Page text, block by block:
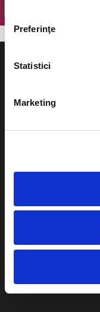
Preferinţe
Statistici
Marketing
Evenimente
festivaluri
Pentru copii